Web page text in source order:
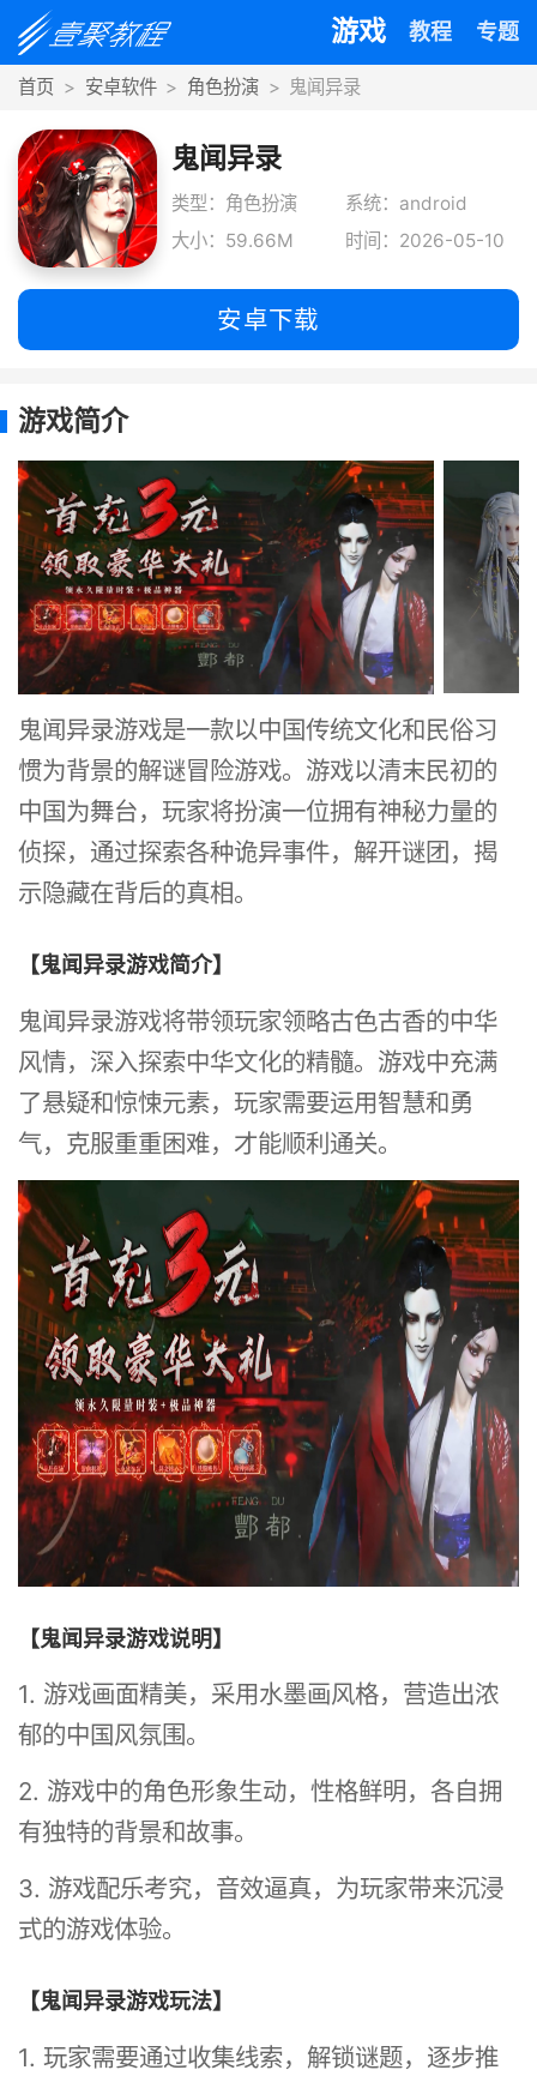
游戏 教程 专题
首页 安卓软件 角色扮演 鬼闻异录
鬼闻异录
类型：角色扮演
系统：android
大小：59.66M
时间：2026-05-10
安卓下载
游戏简介
鬼闻异录游戏是一款以中国传统文化和民俗习
惯为背景的解谜冒险游戏。游戏以清末民初的
中国为舞台，玩家将扮演一位拥有神秘力量的
侦探，通过探索各种诡异事件，解开谜团，揭
示隐藏在背后的真相。
【鬼闻异录游戏简介】
鬼闻异录游戏将带领玩家领略古色古香的中华
风情，深入探索中华文化的精髓。游戏中充满
了悬疑和惊悚元素，玩家需要运用智慧和勇
气，克服重重困难，才能顺利通关。
【鬼闻异录游戏说明】
1. 游戏画面精美，采用水墨画风格，营造出浓
郁的中国风氛围。
2. 游戏中的角色形象生动，性格鲜明，各自拥
有独特的背景和故事。
3. 游戏配乐考究，音效逼真，为玩家带来沉浸
式的游戏体验。
【鬼闻异录游戏玩法】
1. 玩家需要通过收集线索，解锁谜题，逐步推